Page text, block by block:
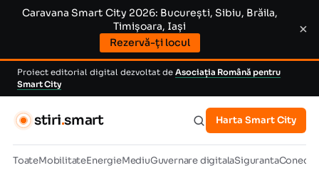
Caravana Smart City 2026: București, Sibiu, Brăila,
Timișoara, Iași
Rezervă-ți locul
×
Proiect editorial digital dezvoltat de Asociația Română pentru
Smart City
stiri.smart Harta Smart City
ToateMobilitateEnergieMediuGuvernare digitalaSiguranta